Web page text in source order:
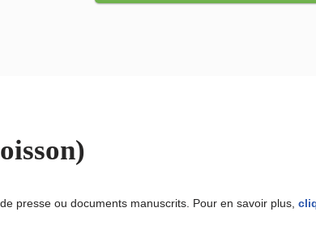
presse ou documents manuscrits. Pour en savoir plus,